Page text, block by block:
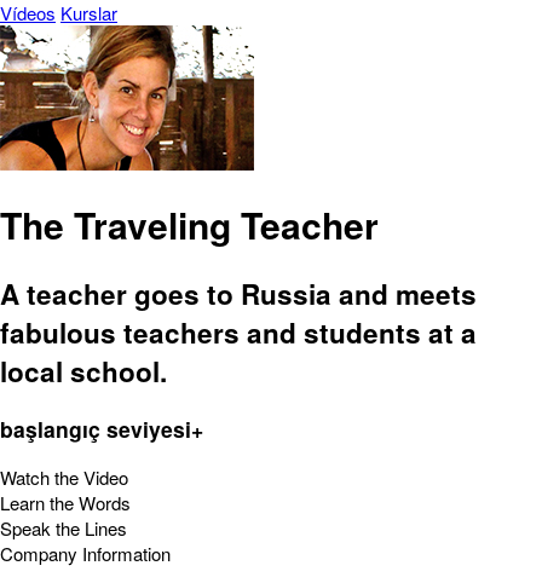
Vídeos Kurslar
The Traveling Teacher
A teacher goes to Russia and meets
fabulous teachers and students at a
local school.
başlangıç seviyesi+
Watch the Video
Learn the Words
Speak the Lines
Company Information